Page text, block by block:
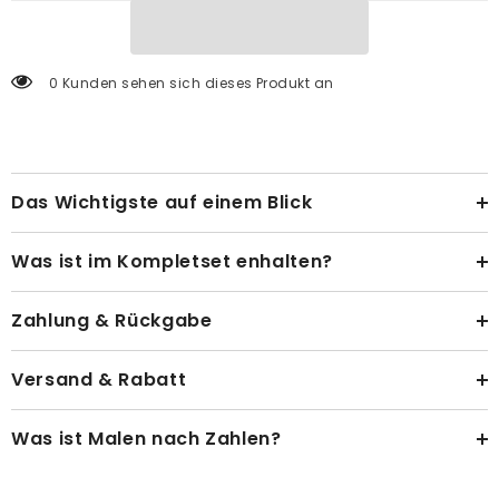
teilig
106-
teilig
0 Kunden sehen sich dieses Produkt an
Das Wichtigste auf einem Blick
Was ist im Kompletset enhalten?
Zahlung & Rückgabe
Versand & Rabatt
Was ist Malen nach Zahlen?